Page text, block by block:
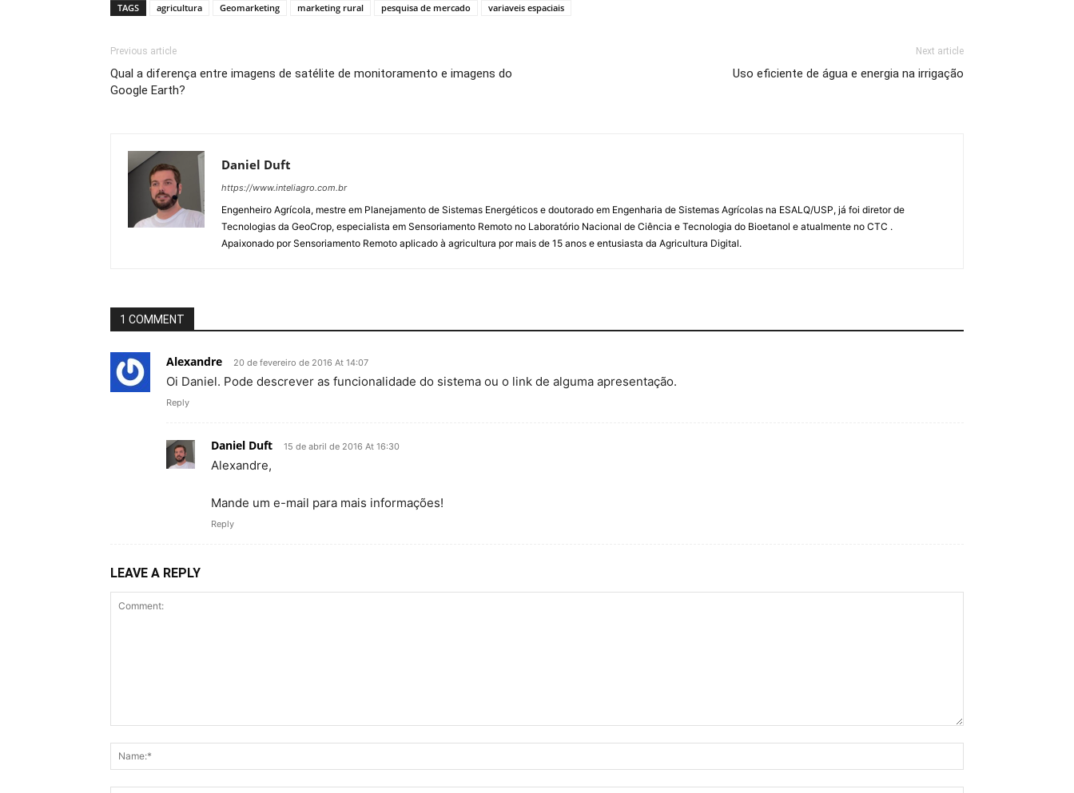
TAGS agricultura Geomarketing marketing rural pesquisa de mercado variaveis espaciais
Previous article
Qual a diferença entre imagens de satélite de monitoramento e imagens do
Google Earth?
Next article
Uso eficiente de água e energia na irrigação
Daniel Duft
https://www.inteliagro.com.br
Engenheiro Agrícola, mestre em Planejamento de Sistemas Energéticos e doutorado em Engenharia de Sistemas Agrícolas na ESALQ/USP, já foi diretor de
Tecnologias da GeoCrop, especialista em Sensoriamento Remoto no Laboratório Nacional de Ciência e Tecnologia do Bioetanol e atualmente no CTC .
Apaixonado por Sensoriamento Remoto aplicado à agricultura por mais de 15 anos e entusiasta da Agricultura Digital.
1 COMMENT
Alexandre 20 de fevereiro de 2016 At 14:07
Oi Daniel. Pode descrever as funcionalidade do sistema ou o link de alguma apresentação.
Reply
Daniel Duft 15 de abril de 2016 At 16:30
Alexandre,
Mande um e-mail para mais informações!
Reply
LEAVE A REPLY